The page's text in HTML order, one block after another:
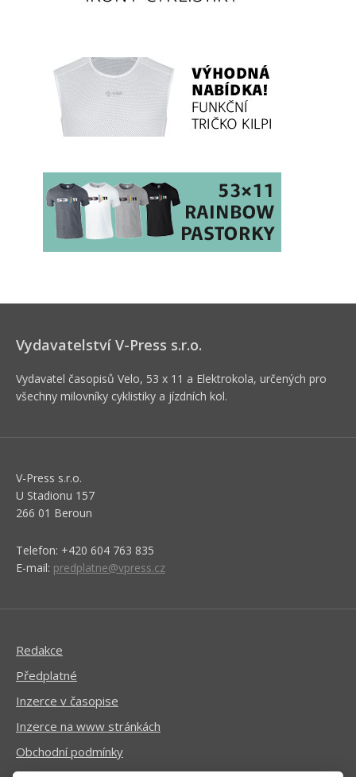
Vydavatelství V-Press s.r.o.
Vydavatel časopisů Velo, 53 x 11 a Elektrokola, určených pro
všechny milovníky cyklistiky a jízdních kol.
V-Press s.r.o.
U Stadionu 157
266 01 Beroun
Telefon: +420 604 763 835
E-mail: predplatne@vpress.cz
Redakce
Předplatné
Inzerce v časopise
Inzerce na www stránkách
Obchodní podmínky